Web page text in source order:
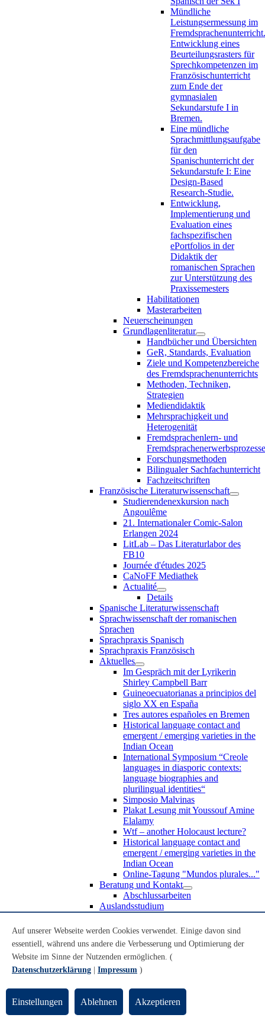
Mündliche
Leistungsermessung im
Fremdsprachenunterricht.
Entwicklung eines
Beurteilungsrasters für
Sprechkompetenzen im
Französischunterricht
zum Ende der
gymnasialen
Sekundarstufe I in
Bremen.
Eine mündliche
Sprachmittlungsaufgabe
für den
Spanischunterricht der
Sekundarstufe I: Eine
Design-Based
Research-Studie.
Entwicklung,
Implementierung und
Evaluation eines
fachspezifischen
ePortfolios in der
Didaktik der
romanischen Sprachen
zur Unterstützung des
Praxissemesters
Habilitationen
Masterarbeiten
Neuerscheinungen
Grundlagenliteratur
Handbücher und Übersichten
GeR, Standards, Evaluation
Ziele und Kompetenzbereiche
des Fremdsprachenunterrichts
Methoden, Techniken,
Strategien
Mediendidaktik
Mehrsprachigkeit und
Heterogenität
Fremdsprachenlern- und
Fremdsprachenerwerbsprozesse
Forschungsmethoden
Bilingualer Sachfachunterricht
Fachzeitschriften
Französische Literaturwissenschaft
Studierendenexkursion nach
Angoulême
21. Internationaler Comic-Salon
Erlangen 2024
LitLab – Das Literaturlabor des
FB10
Journée d'études 2025
CaNoFF Mediathek
Actualité
Details
Spanische Literaturwissenschaft
Sprachwissenschaft der romanischen
Sprachen
Sprachpraxis Spanisch
Sprachpraxis Französisch
Aktuelles
Im Gespräch mit der Lyrikerin
Shirley Campbell Barr
Guineoecuatorianas a principios del
siglo XX en España
Tres autores españoles en Bremen
Historical language contact and
emergent / emerging varieties in the
Indian Ocean
International Symposium “Creole
languages in diasporic contexts:
language biographies and
plurilingual identities“
Simposio Malvinas
Plakat Lesung mit Youssouf Amine
Elalamy
Wtf – another Holocaust lecture?
Historical language contact and
emergent / emerging varieties in the
Indian Ocean
Online-Tagung "Mundos plurales..."
Beratung und Kontakt
Abschlussarbeiten
Auslandsstudium
WoC Lab
Spanische Black Diaspora
Promotionen
Habilitationen
Nachwuchsförderung
Forschungszentren
Studienkommission
TnL
Auf unserer Webseite werden Cookies verwendet. Einige davon sind
essentiell, während uns andere die Verbesserung und Optimierung der
Website im Sinne der Nutzenden ermöglichen. (
Datenschutzerklärung
Impressum )
Einstellungen Ablehnen Akzeptieren